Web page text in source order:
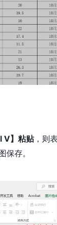
V】粘贴，则
保存。